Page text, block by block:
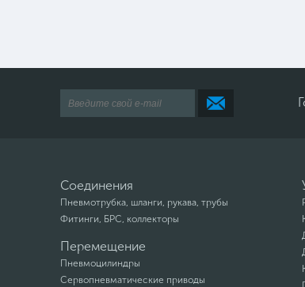
Соединения
Пневмотрубка, шланги, рукава, трубы
Фитинги, БРС, коллекторы
Перемещение
Пневмоцилиндры
Сервопневматические приводы